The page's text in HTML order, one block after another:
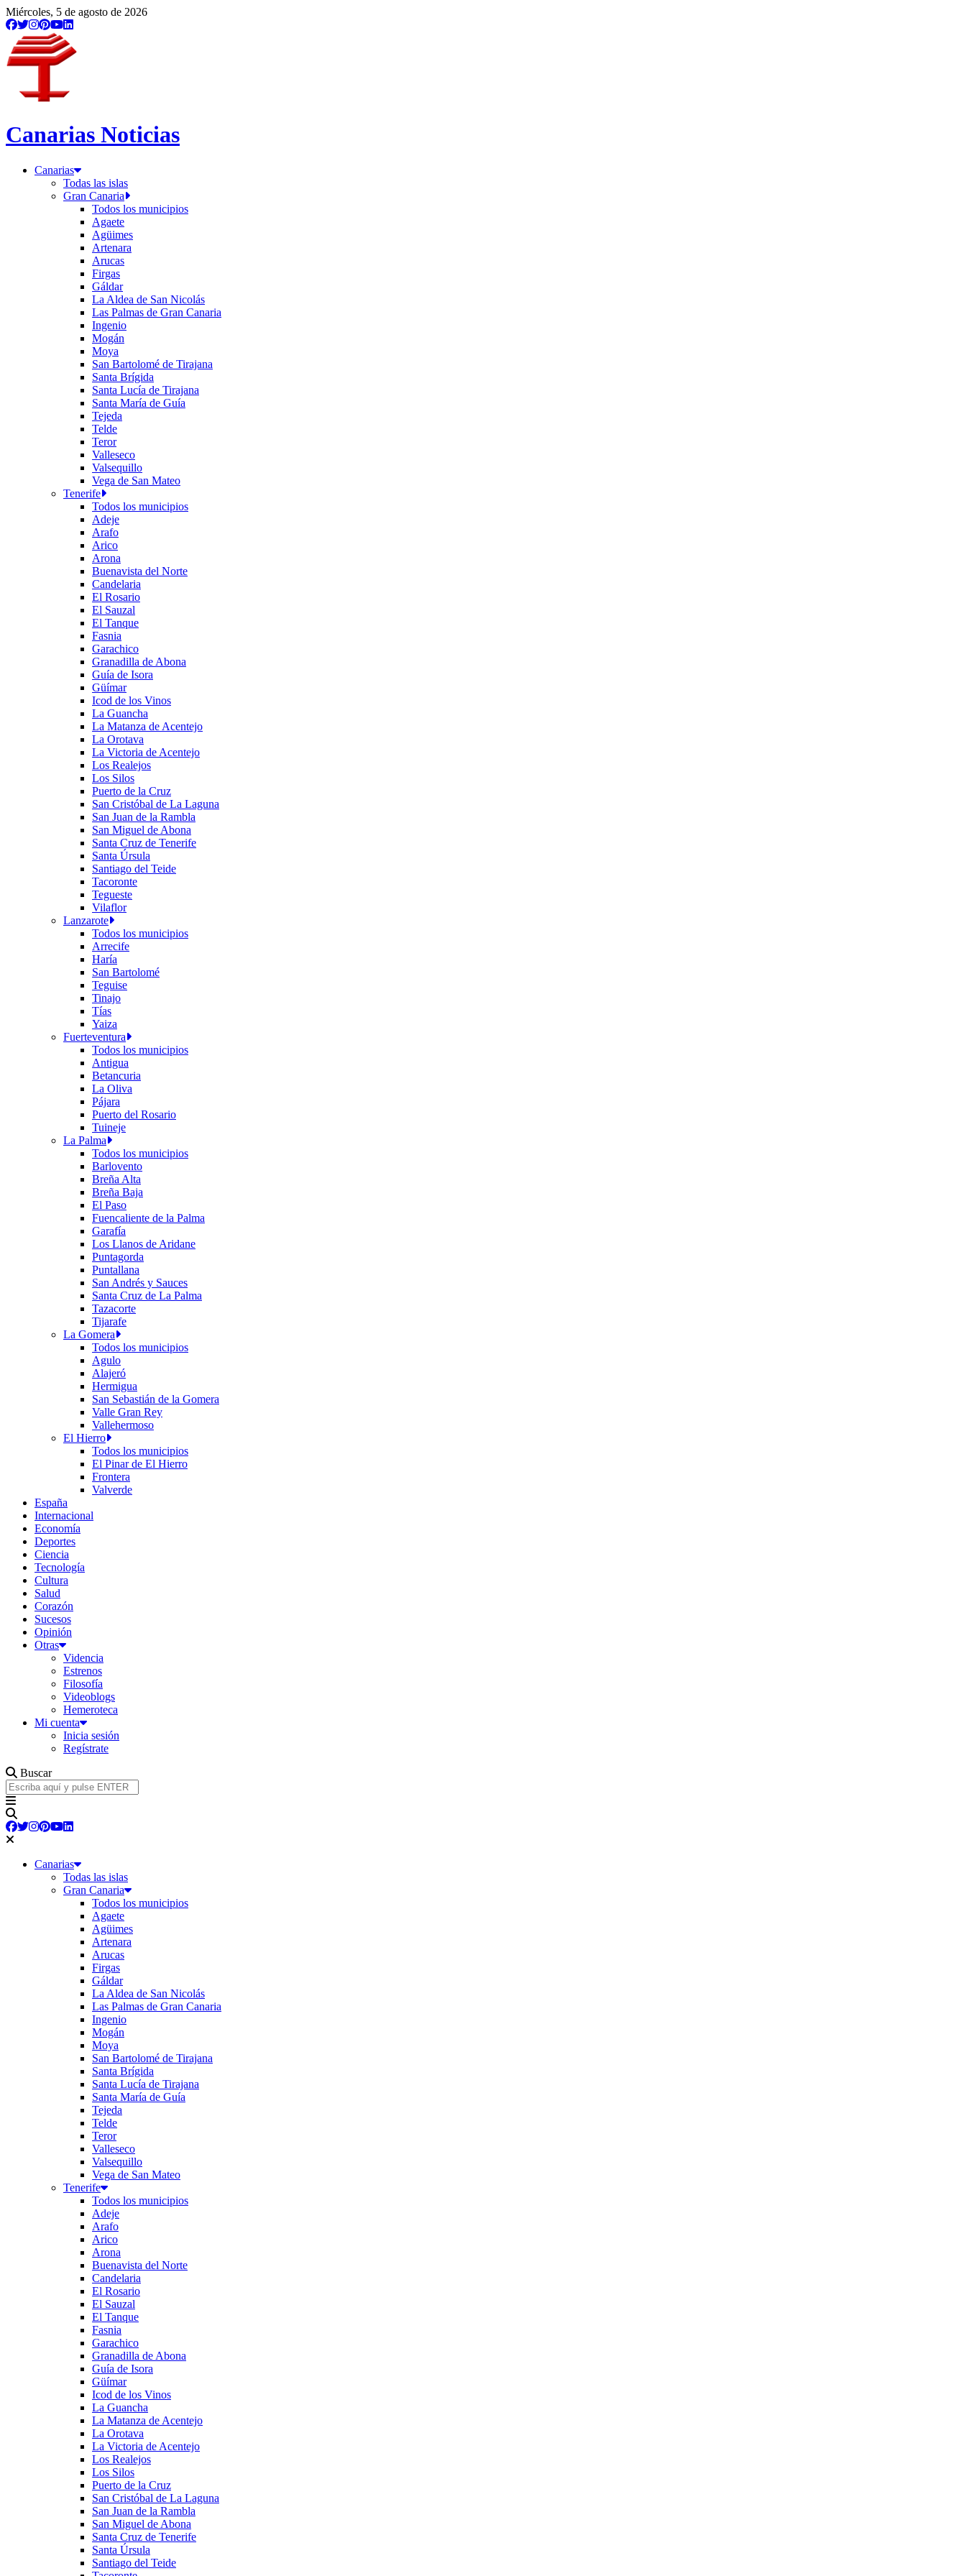
Miércoles, 5 de agosto de 2026
Canarias Noticias
Canarias
Todas las islas
Gran Canaria
Todos los municipios
Agaete
Agüimes
Artenara
Arucas
Firgas
Gáldar
La Aldea de San Nicolás
Las Palmas de Gran Canaria
Ingenio
Mogán
Moya
San Bartolomé de Tirajana
Santa Brígida
Santa Lucía de Tirajana
Santa María de Guía
Tejeda
Telde
Teror
Valleseco
Valsequillo
Vega de San Mateo
Tenerife
Todos los municipios
Adeje
Arafo
Arico
Arona
Buenavista del Norte
Candelaria
El Rosario
El Sauzal
El Tanque
Fasnia
Garachico
Granadilla de Abona
Guía de Isora
Güímar
Icod de los Vinos
La Guancha
La Matanza de Acentejo
La Orotava
La Victoria de Acentejo
Los Realejos
Los Silos
Puerto de la Cruz
San Cristóbal de La Laguna
San Juan de la Rambla
San Miguel de Abona
Santa Cruz de Tenerife
Santa Úrsula
Santiago del Teide
Tacoronte
Tegueste
Vilaflor
Lanzarote
Todos los municipios
Arrecife
Haría
San Bartolomé
Teguise
Tinajo
Tías
Yaiza
Fuerteventura
Todos los municipios
Antigua
Betancuria
La Oliva
Pájara
Puerto del Rosario
Tuineje
La Palma
Todos los municipios
Barlovento
Breña Alta
Breña Baja
El Paso
Fuencaliente de la Palma
Garafía
Los Llanos de Aridane
Puntagorda
Puntallana
San Andrés y Sauces
Santa Cruz de La Palma
Tazacorte
Tijarafe
La Gomera
Todos los municipios
Agulo
Alajeró
Hermigua
San Sebastián de la Gomera
Valle Gran Rey
Vallehermoso
El Hierro
Todos los municipios
El Pinar de El Hierro
Frontera
Valverde
España
Internacional
Economía
Deportes
Ciencia
Tecnología
Cultura
Salud
Corazón
Sucesos
Opinión
Otras
Videncia
Estrenos
Filosofía
Videoblogs
Hemeroteca
Mi cuenta
Inicia sesión
Regístrate
Buscar
Canarias
Todas las islas
Gran Canaria
Todos los municipios
Agaete
Agüimes
Artenara
Arucas
Firgas
Gáldar
La Aldea de San Nicolás
Las Palmas de Gran Canaria
Ingenio
Mogán
Moya
San Bartolomé de Tirajana
Santa Brígida
Santa Lucía de Tirajana
Santa María de Guía
Tejeda
Telde
Teror
Valleseco
Valsequillo
Vega de San Mateo
Tenerife
Todos los municipios
Adeje
Arafo
Arico
Arona
Buenavista del Norte
Candelaria
El Rosario
El Sauzal
El Tanque
Fasnia
Garachico
Granadilla de Abona
Guía de Isora
Güímar
Icod de los Vinos
La Guancha
La Matanza de Acentejo
La Orotava
La Victoria de Acentejo
Los Realejos
Los Silos
Puerto de la Cruz
San Cristóbal de La Laguna
San Juan de la Rambla
San Miguel de Abona
Santa Cruz de Tenerife
Santa Úrsula
Santiago del Teide